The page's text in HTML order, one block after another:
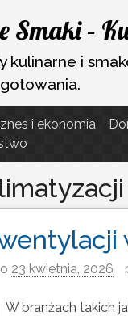
Smaki –
kulinarne i
i ekonomia
23 kwietnia, 2026
W branżach takich